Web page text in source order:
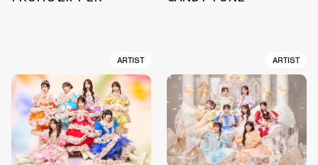
ARTIST ARTIST